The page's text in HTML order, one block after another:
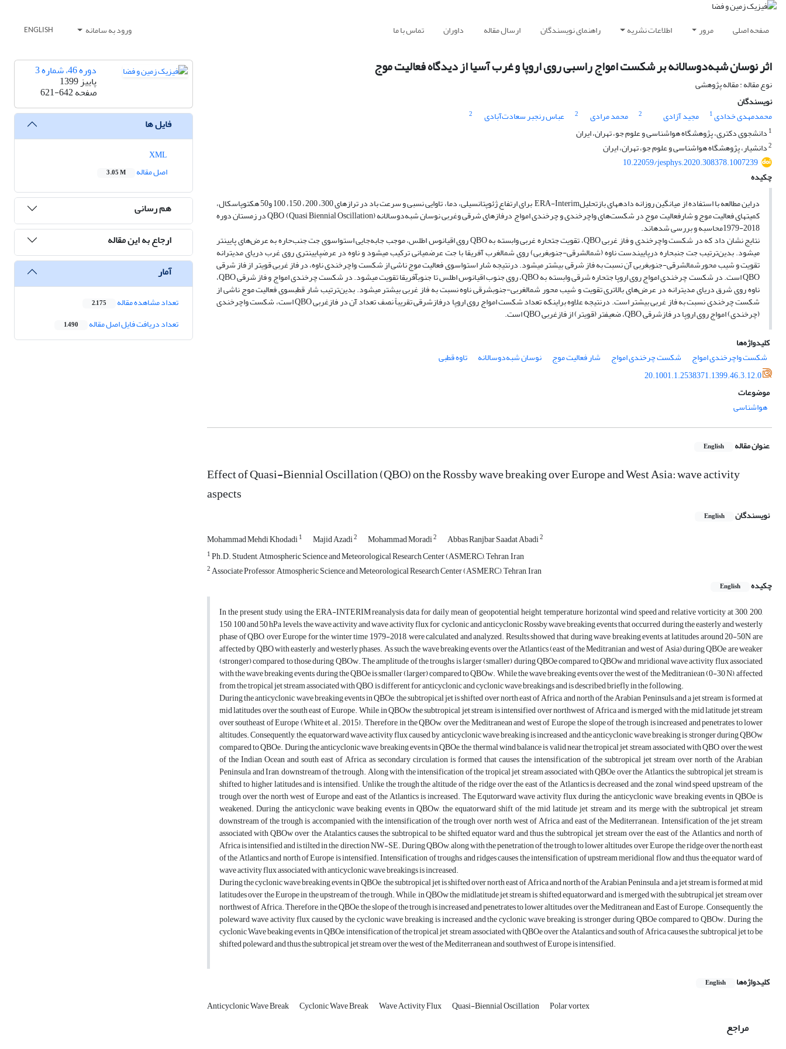
صفحه اصلی مرور اطلاعات نشریه راهنمای نویسندگان ارسال مقاله داوران تماس با ما ورود به سامانه ENGLISH
اثر نوسان شبه‌دوسالانه بر شکست امواج راسبی روی اروپا و ‌غرب آسیا از دیدگاه فعالیت موج
نوع مقاله : مقاله پژوهشی
نویسندگان
محمدمهدی خدادی1 مجید آزادی 2 محمد مرادی 2 عباس رنجبر سعادت‌آبادی
2
1 دانشجوی دکتری، پژوهشگاه هواشناسی و علوم جو، تهران، ایران
2دانشیار، پژوهشگاه هواشناسی و علوم جو، تهران، ایران
10.22059/jesphys.2020.308378.1007239
چکیده
دراین مطالعه با استفاده از میانگین روزانه داده­های بازتحلیلERA-Interim برای ارتفاع ژئوپتانسیلی، دما، تاوایی نسبی و سرعت باد در ترازهای 300، 200، 150، 100 و50 هکتوپاسکال،
کمیت­های فعالیت موج و شارفعالیت موج در شکست‌های واچرخندی و چرخندی امواج درفازهای شرقی وغربی نوسان شبه‌دوسالانه QBO (Quasi Biennial Oscillation) در زمستان دوره
2018-1979محاسبه و بررسی شده­اند.
نتایج نشان داد که در شکست واچرخندی و فاز غربی QBO، تقویت جت­حاره غربی وابسته به QBO روی اقیانوس اطلس، موجب جابه‌جایی استواسوی جت­ جنب‌حاره به عرض‌های پایین­تر
می­شود. بدین‌ترتیب جت جنب­حاره درپایین­دست ناوه (شمال­شرقی-جنوب­غربی) روی شمال­غرب آفریقا با جت عرض­میانی ترکیب می­شود و ناوه در عرض­پایین­تری روی غرب دریای مدیترانه
تقویت و شیب محورشمال­شرقی-­جنوب­غربی آن نسبت به فاز شرقی بیشتر می­شود. درنتیجه شار استواسوی فعالیت موج ناشی از شکست واچرخندی ناوه، در فاز غربی قوی­تر از فاز شرقی
QBO است. در شکست چرخندی امواج روی اروپا جت­­حاره شرقی وابسته به QBO، روی جنوب اقیانوس اطلس تا جنوب­آفریقا تقویت می­شود. در شکست چرخندی امواج و فاز شرقی QBO،
ناوه روی شرق دریای مدیترانه در عرض‌های بالاتری تقویت و شیب محور شمال­غربی-جنوب­شرقی ناوه نسبت به فاز غربی بیشتر می­شود. بدین‌ترتیب شار قطب­سوی فعالیت موج ناشی از
شکست چرخندی نسبت به فاز غربی بیشتر است. درنتیجه علاوه براینکه تعداد شکست­ امواج روی اروپا درفازشرقی تقریباً نصف تعداد آن در فازغربی QBO است، شکست­ واچرخندی
(چرخندی) امواج روی اروپا در فازشرقی QBO، ضعیف­تر (قوی­تر) از فازغربی QBO است.
کلیدواژه‌ها
شکست واچرخندی امواج
شکست چرخندی امواج شار فعالیت موج نوسان شبه‌دوسالانه
تاوه قطبی
20.1001.1.2538371.1399.46.3.12.0
موضوعات
هواشناسی
عنوان مقاله English
Effect of Quasi-Biennial Oscillation (QBO) on the Rossby wave breaking over Europe and West Asia: wave activity
aspects
نویسندگان English
Mohammad Mehdi Khodadi1 Majid Azadi2 Mohammad Moradi2 Abbas Ranjbar Saadat Abadi2
1Ph.D. Student, Atmospheric Science and Meteorological Research Center (ASMERC), Tehran, Iran
2Associate Professor, Atmospheric Science and Meteorological Research Center (ASMERC), Tehran, Iran
چکیده
English
In the present study, using the ERA-INTERIM reanalysis data for daily mean of geopotential height, temperature, horizontal wind speed and relative vorticity at 300, 200,
150, 100 and 50 hPa levels, the wave activity and wave activity flux for cyclonic and anticyclonic Rossby wave breaking events that occurred during the easterly and westerly
phase of QBO, over Europe for the winter time 1979-2018, were calculated and analyzed. Results showed that during wave breaking events at latitudes around 20-50N are
affected by QBO with easterly and westerly phases. As such, the wave breaking events over the Atlantics (east of the Meditranian and west of Asia) during QBOe are weaker
(stronger) compared to those during QBOw. The amplitude of the troughs is larger (smaller) during QBOe compared to QBOw and mridional wave activity flux associated
with the wave breaking events during the QBOe is smaller (larger) compared to QBOw. While the wave breaking events over the west of the Meditraniean (0-30 N), affected
from the tropical jet stream associated with QBO, is different for anticyclonic and cyclonic wave breakings and is described briefly in the following.
During the anticyclonic wave breaking events in QBOe, the subtropical jet is shifted over north east of Africa and north of the Arabian Peninsuls and a jet stream is formed at
mid latitudes over the south east of Europe. While, in QBOw the subtropical jet stream is intensified over northwest of Africa and is merged with the mid latitude jet stream
over southeast of Europe (White et al., 2015). Therefore, in the QBOw, over the Meditranean and west of Europe, the slope of the trough is increased and penetrates to lower
altitudes. Consequently, the equatorward wave activity flux caused by anticyclonic wave breaking is increased and the anticyclonic wave breaking is stronger during QBOw
compared to QBOe. During the anticyclonic wave breaking events in QBOe, the thermal wind balance is valid near the tropical jet stream associated with QBO over the west
of the Indian Ocean and south east of Africa, as secondary circulation is formed that causes the intensification of the subtropical jet stream over north of the Arabian
Peninsula and Iran, downstream of the trough. Along with the intensification of the tropical jet stream associated with QBOe over the Atlantics, the subtropical jet stream is
shifted to higher latitudes and is intensified. Unlike the trough the altitude of the ridge over the east of the Atlantics is decreased and the zonal wind speed upstream of the
trough over the north west of Europe and east of the Atlantics is increased. The Equtorward wave activity flux during the anticyclonic wave breaking events in QBOe is
weakened. During the anticyclonic wave beaking events in QBOw, the equatorward shift of the mid latitude jet stream and its merge with the subtropical jet stream
downstream of the trough is accompanied with the intensification of the trough over north west of Africa and east of the Mediterranean. Intensification of the jet stream
associated with QBOw over the Atalantics causes the subtropical to be shifted equator ward and thus the subtropical jet stream over the east of the Atlantics and north of
Africa is intensified and is tilted in the direction NW-SE. During QBOw, along with the penetration of the trough to lower altitudes over Europe, the ridge over the north east
of the Atlantics and north of Europe is intensified. Intensification of troughs and ridges causes the intensification of upstream meridional flow and thus the equator ward of
wave activity flux associated with anticyclonic wave breakings is increased.
During the cyclonic wave breaking events in QBOe, the subtropical jet is shifted over north east of Africa and north of the Arabian Peninsula and a jet stream is formed at mid
latitudes over the Europe in the upstream of the trough. While, in QBOw the midlatitude jet stream is shifted equatorward and is merged with the subtrupical jet stream over
northwest of Africa. Therefore, in the QBOe, the slope of the trough is increased and penetrates to lower altitudes, over the Meditranean and East of Europe. Consequently, the
poleward wave activity flux caused by the cyclonic wave breaking is increased and the cyclonic wave breaking is stronger during QBOe compared to QBOw. During the
cyclonic Wave beaking events in QBOe, intensification of the tropical jet stream associated with QBOe over the Atalantics and south of Africa causes the subtropical jet to be
shifted poleward and thus the subtropical jet stream over the west of the Mediterranean and southwest of Europe is intensified.
کلیدواژه‌ها English
Anticyclonic Wave Break Cyclonic Wave Break Wave Activity Flux Quasi-Biennial Oscillation Polar vortex
مراجع
دوره 46، شماره 3
پاییز 1399
صفحه621-642
فایل ها
اصل مقاله
3.05 M
هم رسانی
ارجاع به این مقاله
آمار
تعداد مشاهده مقاله 2,175
تعداد دریافت فایل اصل مقاله 1,490